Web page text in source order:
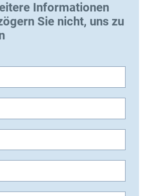
Informationen
Sie nicht, uns zu